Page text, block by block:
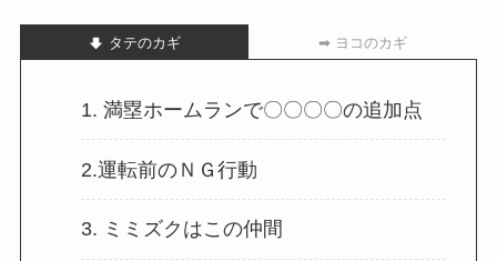
タテのカギ ➡ ヨコのカギ
1. 満塁ホームランで〇〇〇〇の追加点
2.運転前のＮＧ行動
3. ミミズクはこの仲間